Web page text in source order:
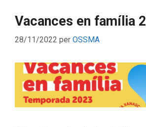
Vacances en família
28/11/2022 per OSSMA